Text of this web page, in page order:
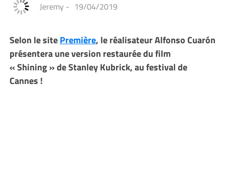
Jeremy - 19/04/2019
Selon le sitePremière, le réalisateur Alfonso Cuarón
présentera une version restaurée du film
« Shining » de Stanley Kubrick, au festival de
Cannes !